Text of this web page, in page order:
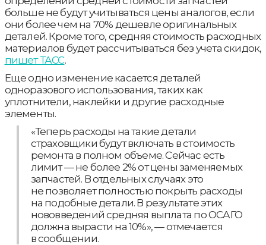
больше не будут учитываться цены аналогов, если
они более чем на 70% дешевле оригинальных
деталей. Кроме того, средняя стоимость расходных
материалов будет рассчитываться без учета скидок,
пишет ТАСС.
Еще одно изменение касается деталей
одноразового использования, таких как
уплотнители, наклейки и другие расходные
элементы.
«Теперь расходы на такие детали
страховщики будут включать в стоимость
ремонта в полном объеме. Сейчас есть
лимит — не более 2% от цены заменяемых
запчастей. В отдельных случаях это
не позволяет полностью покрыть расходы
на подобные детали. В результате этих
нововведений средняя выплата по ОСАГО
должна вырасти на 10%», — отмечается
в сообщении.